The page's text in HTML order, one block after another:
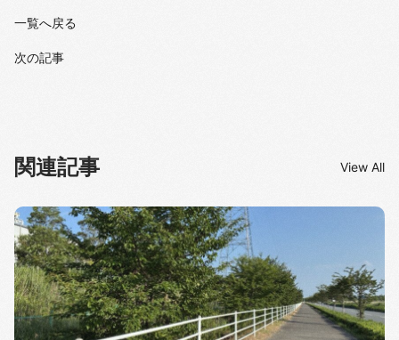
一覧へ戻る
次の記事
関連記事 View All